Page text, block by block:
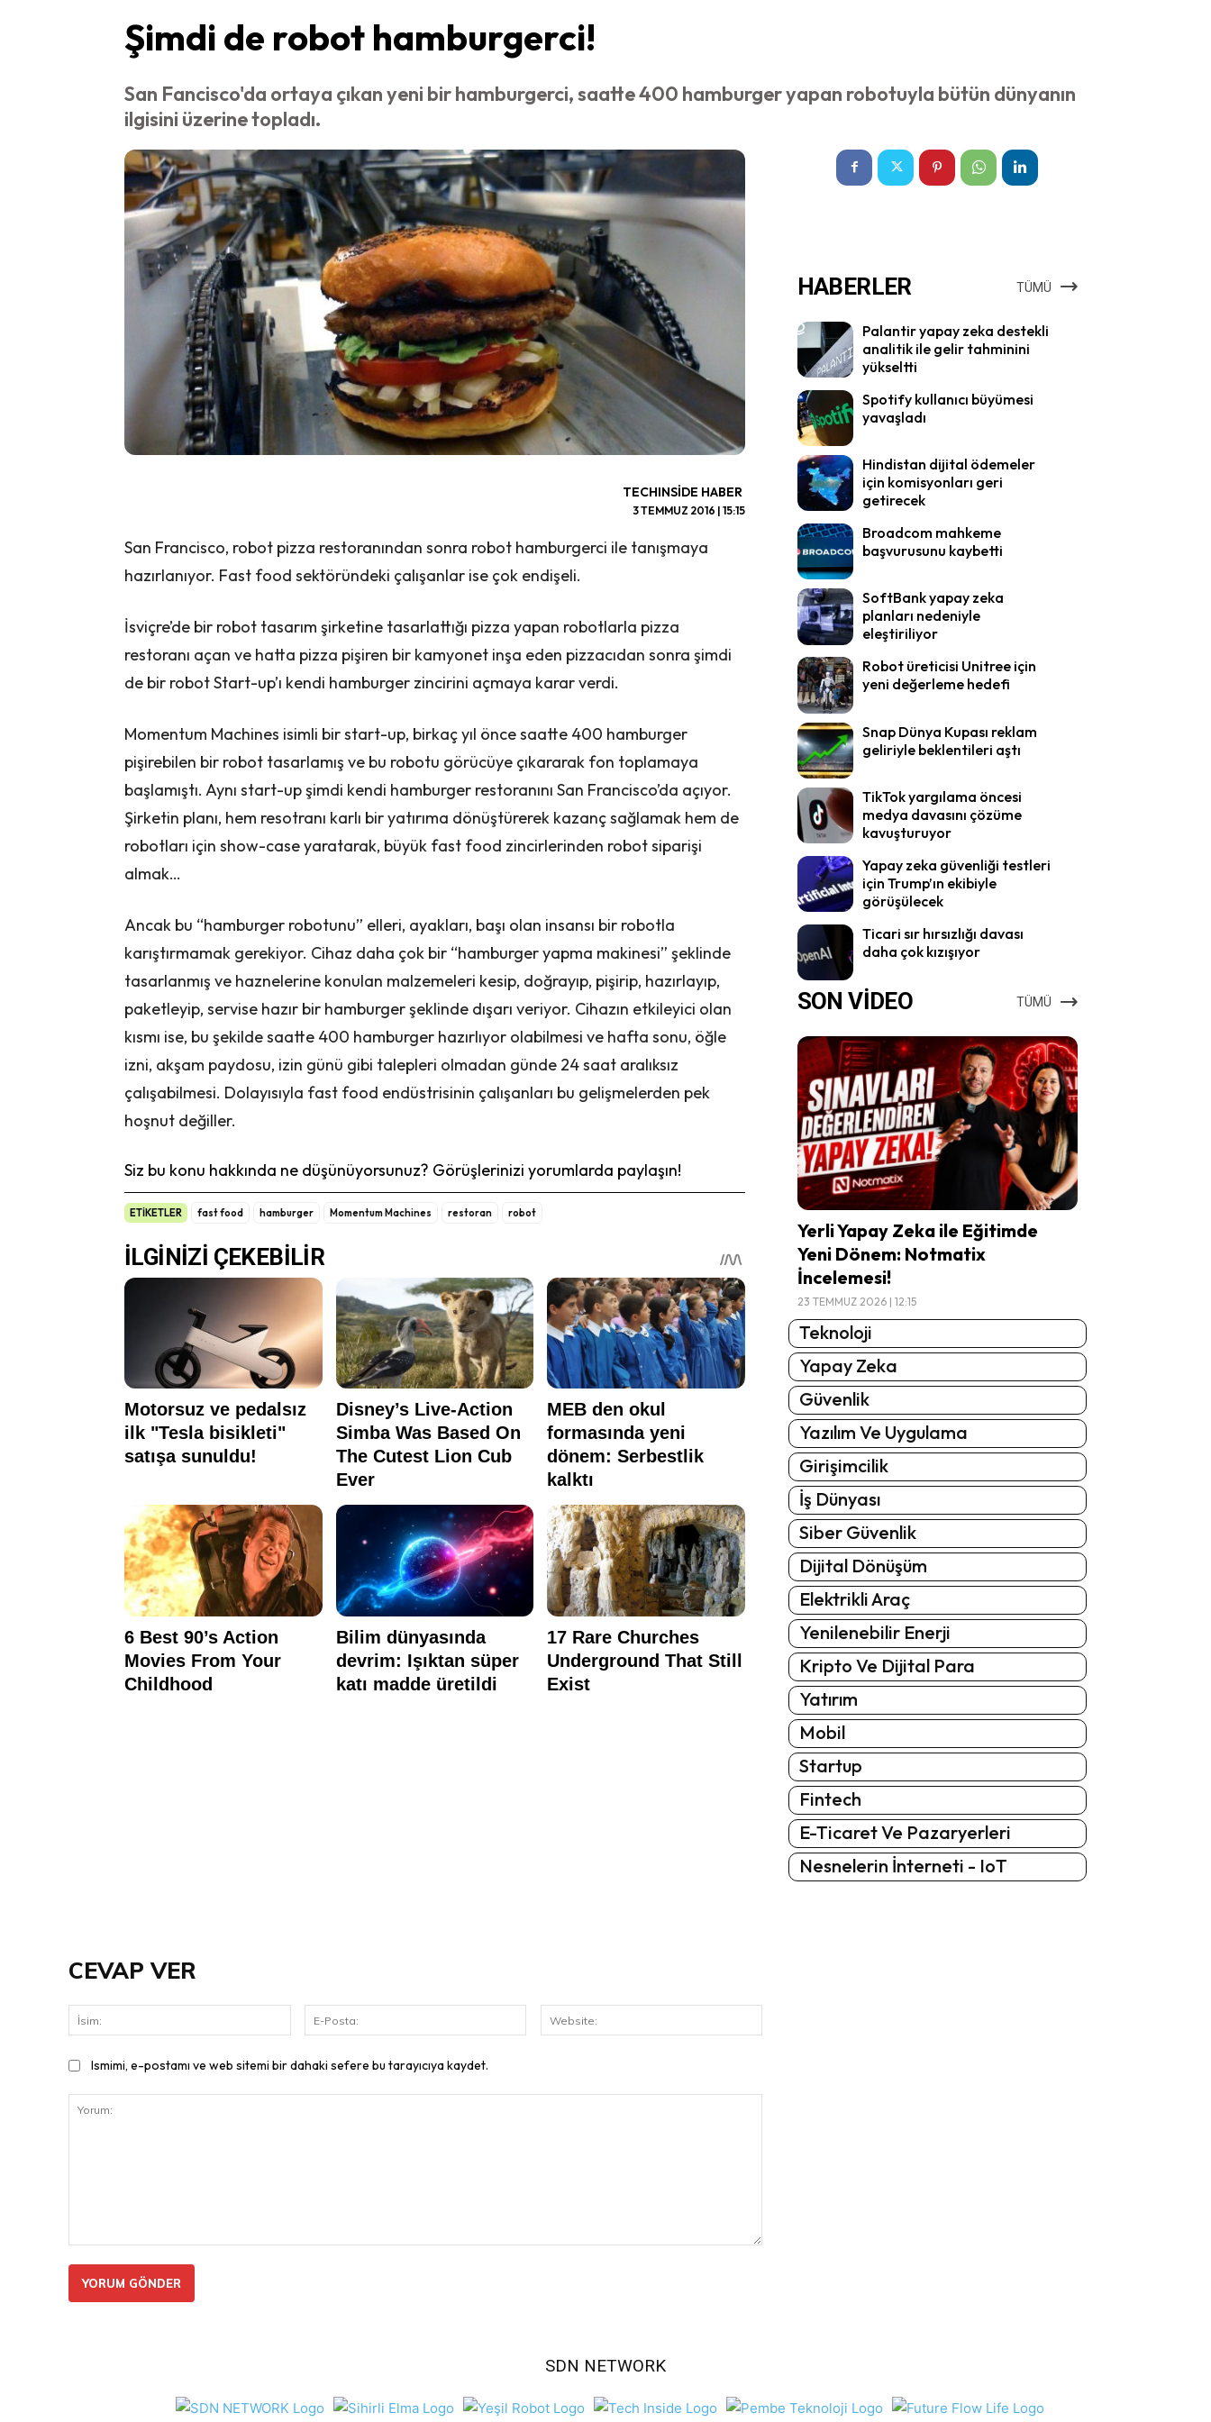
Şimdi de robot hamburgerci!
San Fancisco'da ortaya çıkan yeni bir hamburgerci, saatte 400 hamburger yapan robotuyla bütün dünyanın
ilgisini üzerine topladı.
TECHINSIDE HABER
3 TEMMUZ 2016 | 15:15
San Francisco, robot pizza restoranından sonra robot hamburgerci ile tanışmaya
hazırlanıyor. Fast food sektöründeki çalışanlar ise çok endişeli.
İsviçre’de bir robot tasarım şirketine tasarlattığı pizza yapan robotlarla pizza
restoranı açan ve hatta pizza pişiren bir kamyonet inşa eden pizzacıdan sonra şimdi
de bir robot Start-up’ı kendi hamburger zincirini açmaya karar verdi.
Momentum Machines isimli bir start-up, birkaç yıl önce saatte 400 hamburger
pişirebilen bir robot tasarlamış ve bu robotu görücüye çıkararak fon toplamaya
başlamıştı. Aynı start-up şimdi kendi hamburger restoranını San Francisco’da açıyor.
Şirketin planı, hem resotranı karlı bir yatırıma dönüştürerek kazanç sağlamak hem de
robotları için show-case yaratarak, büyük fast food zincirlerinden robot siparişi
almak…
Ancak bu “hamburger robotunu” elleri, ayakları, başı olan insansı bir robotla
karıştırmamak gerekiyor. Cihaz daha çok bir “hamburger yapma makinesi” şeklinde
tasarlanmış ve haznelerine konulan malzemeleri kesip, doğrayıp, pişirip, hazırlayıp,
paketleyip, servise hazır bir hamburger şeklinde dışarı veriyor. Cihazın etkileyici olan
kısmı ise, bu şekilde saatte 400 hamburger hazırlıyor olabilmesi ve hafta sonu, öğle
izni, akşam paydosu, izin günü gibi talepleri olmadan günde 24 saat aralıksız
çalışabilmesi. Dolayısıyla fast food endüstrisinin çalışanları bu gelişmelerden pek
hoşnut değiller.
Siz bu konu hakkında ne düşünüyorsunuz? Görüşlerinizi yorumlarda paylaşın!
ETİKETLER fast food hamburger Momentum Machines restoran robot
HABERLER TÜMÜ
Palantir yapay zeka destekli
analitik ile gelir tahminini
yükseltti
Spotify kullanıcı büyümesi
yavaşladı
Hindistan dijital ödemeler
için komisyonları geri
getirecek
Broadcom mahkeme
başvurusunu kaybetti
SoftBank yapay zeka
planları nedeniyle
eleştiriliyor
Robot üreticisi Unitree için
yeni değerleme hedefi
Snap Dünya Kupası reklam
geliriyle beklentileri aştı
TikTok yargılama öncesi
medya davasını çözüme
kavuşturuyor
Yapay zeka güvenliği testleri
için Trump’ın ekibiyle
görüşülecek
Ticari sır hırsızlığı davası
daha çok kızışıyor
SON VİDEO TÜMÜ
Yerli Yapay Zeka ile Eğitimde
Yeni Dönem: Notmatix
İncelemesi!
23 TEMMUZ 2026 | 12:15
Teknoloji
Yapay Zeka
Güvenlik
Yazılım Ve Uygulama
Girişimcilik
İş Dünyası
Siber Güvenlik
Dijital Dönüşüm
Elektrikli Araç
Yenilenebilir Enerji
Kripto Ve Dijital Para
Yatırım
Mobil
Startup
Fintech
E-Ticaret Ve Pazaryerleri
Nesnelerin İnterneti - IoT
CEVAP VER
Posta:
Ismimi, e-postamı ve web sitemi bir dahaki sefere bu tarayıcıya kaydet.
SDN NETWORK